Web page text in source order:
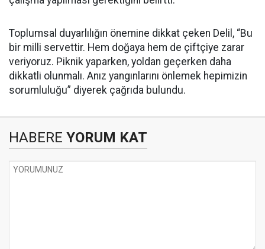
Toplumsal duyarlılığın önemine dikkat çeken Delil, “Bu
bir milli servettir. Hem doğaya hem de çiftçiye zarar
veriyoruz. Piknik yaparken, yoldan geçerken daha
dikkatli olunmalı. Anız yangınlarını önlemek hepimizin
sorumluluğu” diyerek çağrıda bulundu.
HABERE YORUM KAT